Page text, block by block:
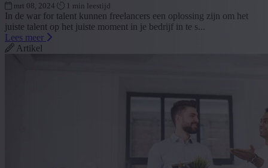
mrt 08, 2024 1 min leestijd
In de war for talent kunnen freelancers een oplossing zijn om het
juiste talent op het juiste moment in je bedrijf in te s...
Lees meer
Artikel